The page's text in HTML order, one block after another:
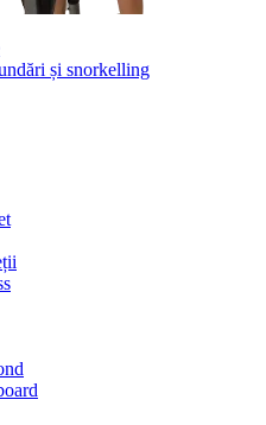
și snorkelling